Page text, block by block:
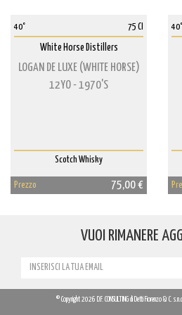
40° 75 Cl
White Horse Distillers
LOGAN DE LUXE (WHITE HORSE)
12YO - 1970'S
Scotch Whisky
Prezzo 75,00 €
40°
VUOI RIMANERE
© Copyright 2026 D.F. CONSULTING di Detti Fiorenzo &